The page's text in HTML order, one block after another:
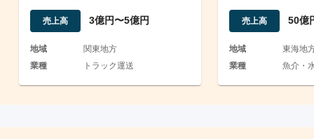
売上高 3億円〜5億円
地域
関東地方
業種
トラック運送
業で堅実な収益
売上高 50億
地域
東海地
業種
魚介・